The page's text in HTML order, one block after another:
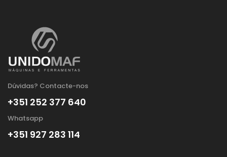
Dúvidas? Contacte-nos
+351 252 377 640
Whatsapp
+351 927 283 114